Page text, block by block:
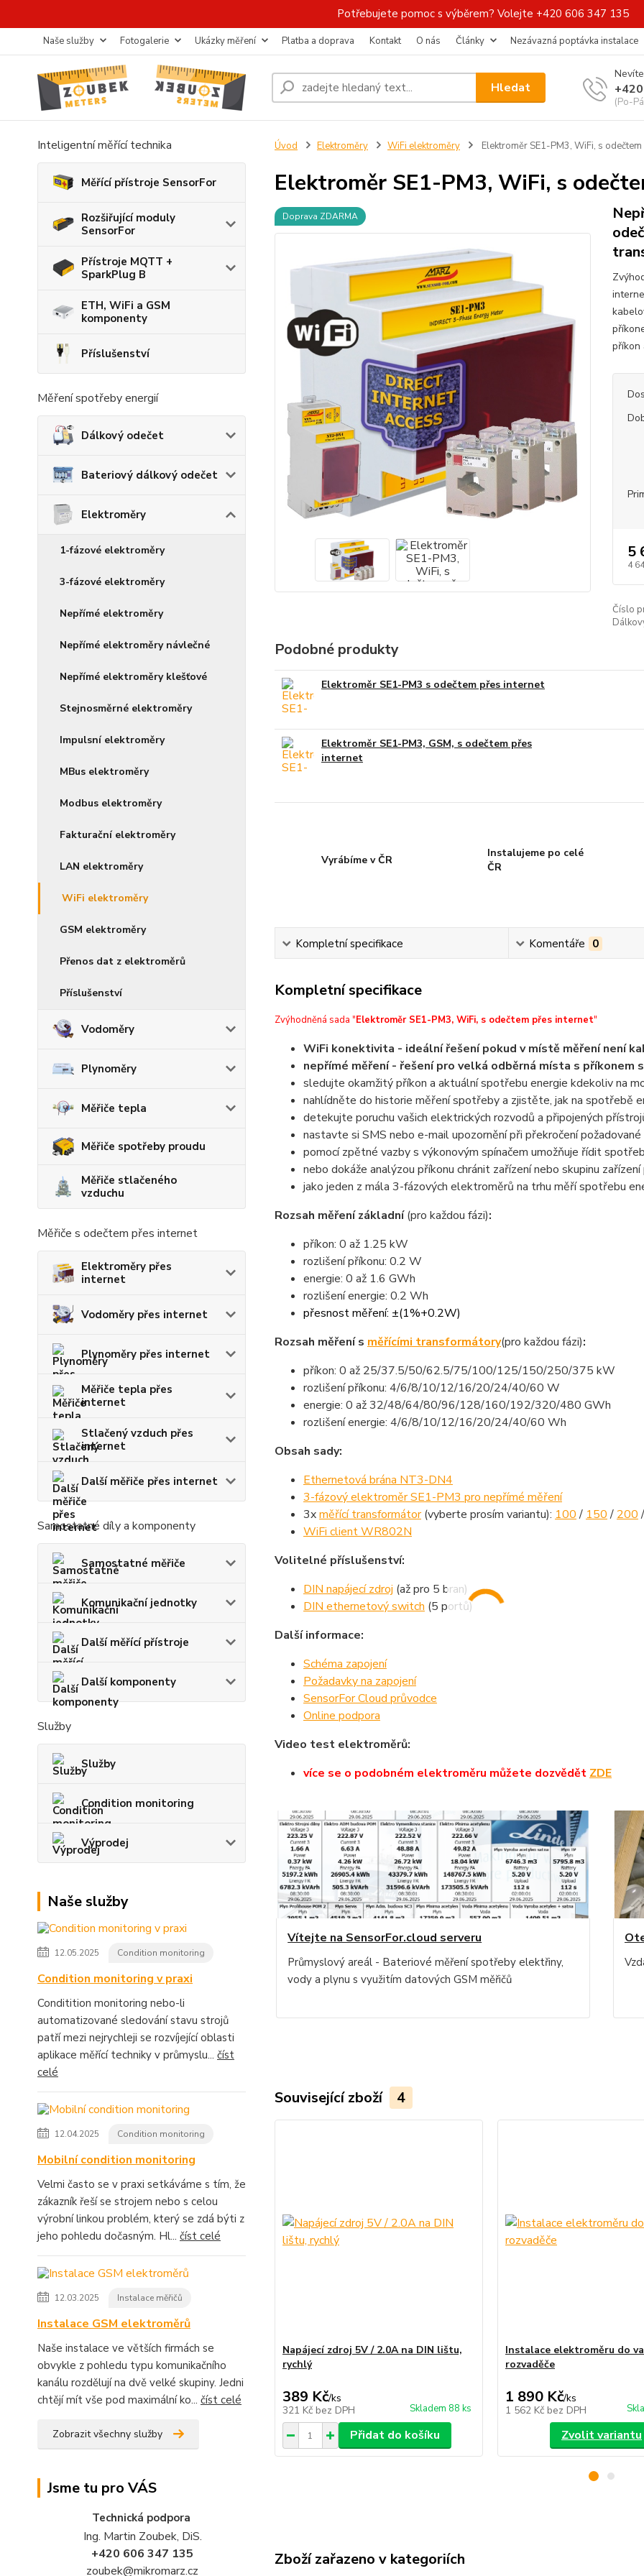
Potřebujete pomoc s výběrem? Volejte +420 606 347 135
Naše služby Fotogalerie Ukázky měření Platba a doprava Kontakt O nás Články Nezávazná poptávka instalace
Hledat
(Po-
Inteligentní měřící technika
Měřící přístroje SensorFor
Rozšiřující moduly
SensorFor
Přístroje MQTT +
SparkPlug B
ETH, WiFi a GSM
komponenty
Příslušenství
Měření spotřeby energií
Dálkový odečet
Bateriový dálkový odečet
Elektroměry
1-fázové elektroměry
3-fázové elektroměry
Nepřímé elektroměry
Nepřímé elektroměry návlečné
Nepřímé elektroměry klešťové
Stejnosměrné elektroměry
Impulsní elektroměry
MBus elektroměry
Modbus elektroměry
Fakturační elektroměry
LAN elektroměry
WiFi elektroměry
GSM elektroměry
Přenos dat z elektroměrů
Příslušenství
Vodoměry
Plynoměry
Měřiče tepla
Měřiče spotřeby proudu
Měřiče stlačeného
vzduchu
Měřiče s odečtem přes internet
Elektroměry přes
internet
Vodoměry přes internet
Plynoměry přes internet
Měřiče tepla přes
internet
Stlačený vzduch přes
internet
Další měřiče přes internet
Samostatné díly a komponenty
Samostatné měřiče
Komunikační jednotky
Další měřící přístroje
Další komponenty
Služby
Služby
Condition monitoring
Výprodej
Naše služby
12.05.2025 Condition monitoring
Condition monitoring v praxi
Conditition monitoring nebo-li
automatizované sledování stavu strojů
patří mezi nejrychleji se rozvíjející oblasti
aplikace měřící techniky v průmyslu... číst
celé
12.04.2025 Condition monitoring
Mobilní condition monitoring
Velmi často se v praxi setkáváme s tím, že
zákazník řeší se strojem nebo s celou
výrobní linkou problém, který se zdá býti z
jeho pohledu dočasným. Hl... číst celé
12.03.2025 Instalace měřičů
Instalace GSM elektroměrů
Naše instalace ve větších firmách se
obvykle z pohledu typu komunikačního
kanálu rozdělují na dvě velké skupiny. Jedni
chtějí mít vše pod maximální ko... číst celé
Zobrazit všechny služby
Jsme tu pro VÁS
Technická podpora
Ing. Martin Zoubek, DiS.
+420 606 347 135
zoubek@mikromarz.cz
Úvod Elektroměry WiFi elektroměry Elektroměr SE1-PM3, WiFi, s
Elektroměr SE1-PM3, WiFi, s
Doprava ZDARMA
příkon
5
4
Číslo
Podobné produkty
Elektroměr SE1-PM3 s odečtem přes internet
Elektroměr SE1-PM3, GSM, s odečtem přes
internet
Vyrábíme v ČR
Instalujeme po celé
ČR
Kompletní specifikace Komentáře 0
Kompletní specifikace
Zvýhodněná sada "Elektroměr SE1-PM3, WiFi, s odečtem přes internet"
WiFi konektivita - ideální řešení pokud v místě měření není
nepřímé měření - řešení pro velká odběrná místa s
sledujte okamžitý příkon a aktuální spotřebu energie kdekoliv na
nahlídněte do historie měření spotřeby a zjistěte, jak na spotřebě
detekujte poruchu vašich elektrických rozvodů a připojených
nastavte si SMS nebo e-mail upozornění při překročení
pomocí zpětné vazby s výkonovým spínačem umožňuje řídit
nebo dokáže analýzou příkonu chránit zařízení nebo skupinu
jako jeden z mála 3-fázových elektroměrů na trhu měří spotřebu
Rozsah měření základní(pro každou fázi):
příkon: 0 až 1.25 kW
rozlišení příkonu: 0.2 W
energie: 0 až 1.6 GWh
rozlišení energie: 0.2 Wh
přesnost měření: ±(1%+0.2W)
Rozsah měření s měřícími transformátory(pro každou fázi):
příkon: 0 až 25/37.5/50/62.5/75/100/125/150/250/375 kW
rozlišení příkonu: 4/6/8/10/12/16/20/24/40/60 W
energie: 0 až 32/48/64/80/96/128/160/192/320/480 GWh
rozlišení energie: 4/6/8/10/12/16/20/24/40/60 Wh
Obsah sady:
Ethernetová brána NT3-DN4
3-fázový elektroměr SE1-PM3 pro nepřímé měření
3xměřící transformátor(vyberte prosím variantu): 100/ 150/ 200/
WiFi client WR802N
Volitelné příslušenství:
DIN napájecí zdroj (až pro 5 bran)
DIN ethernetový switch (5 portů)
Další informace:
Schéma zapojení
Požadavky na zapojení
SensorFor Cloud průvodce
Online podpora
Video test elektroměrů:
více se o podobném elektroměru můžete dozvědět ZDE
Vítejte na SensorFor.cloud serveru
Průmyslový areál - Bateriové měření spotřeby elektřiny,
vody a plynu s využitím datových GSM měřičů
Související zboží 4
Napájecí zdroj 5V / 2.0A na DIN lištu,
rychlý
389 Kč/ks
321 Kč bez DPH Skladem 88 ks
Přidat do košíku
Instalace elektroměru do
rozvaděče
1 890 Kč/ks
1 562 Kč bez DPH
Zvolit variantu
Zboží zařazeno v kategoriích